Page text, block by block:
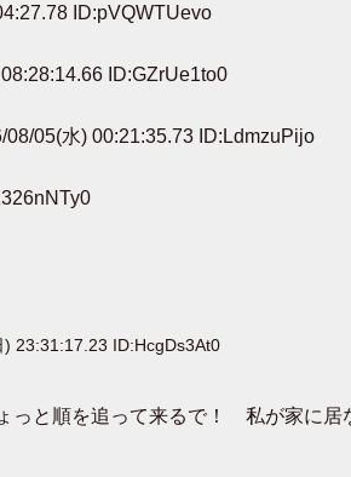
ID:pVQWTUevo
ID:GZrUe1to0
05(水) 00:21:35.73 ID:LdmzuPijo
23:31:17.23 ID:HcgDs3At0
と順を追って来るで！ 私が家に居